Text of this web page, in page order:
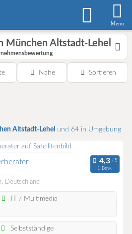
Menu
München Altstadt-Lehel
Nähe Sortieren
Altstadt-Lehel und 64 in Umgebung
1 Bew.
Deutschland
IT / Multimedia
Selbstständige